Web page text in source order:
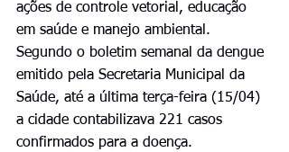
ações de controle vetorial, educação
em saúde e manejo ambiental.
Segundo o boletim semanal da dengue
emitido pela Secretaria Municipal da
Saúde, até a última terça-feira (15/04)
a cidade contabilizava 221 casos
confirmados para a doença.